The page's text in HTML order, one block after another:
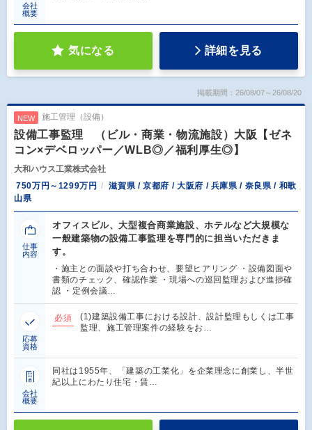
会社
概要
気になる 詳細を見る
掲載期間：26/08/07～26/08/20
NEW 施工管理（設備）
設備工事監理 （ビル・商業・物流施設）大阪【ゼネ
コン×デベロッパー／WLB◎／福利厚生◎】
大和ハウス工業株式会社
750万円～1299万円
滋賀県 / 京都府 / 大阪府 / 兵庫県 / 奈良県 / 和歌
山県
仕事
内容
オフィスビル、大型複合商業施設、ホテルなど大規模な
一般建築物の設備工事監理を専門的に担当いただきま
す。
・施主との面談や打ち合わせ、要望ヒアリング ・設備図面や
書類のチェック、確認作業 ・現場への巡回監理および進捗確
認 ・定例会議…
応募
資格
必須
(1)建築設備工事における設計、設計監理もしくは工事
監理、施工管理案件の経験をお…
会社
概要
同社は1955年、「建築の工業化」を企業理念に創業し、半世
紀以上にわたり住宅・賃…